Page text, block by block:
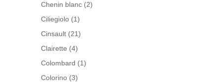
Chenin blanc (2)
Ciliegiolo (1)
Cinsault (21)
Clairette (4)
Colombard (1)
Colorino (3)